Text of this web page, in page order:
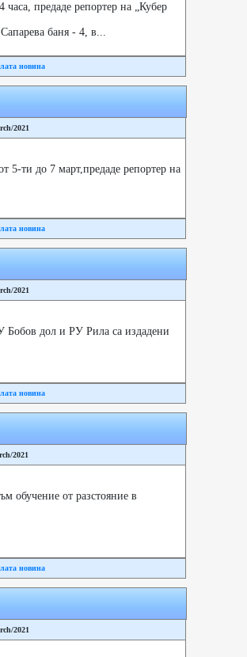
предаде репортер на „Кубер
баня - 4, в...
новина
2021
5-ти до 7 март,предаде репортер на
новина
2021
дол и РУ Рила са издадени
новина
2021
обучение от разстояние в
новина
2021